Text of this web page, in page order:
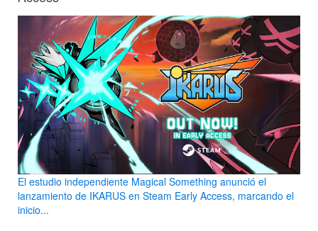
El estudio independiente Magical Something anunció el
lanzamiento de IKARUS en Steam Early Access, marcando el
inicio...